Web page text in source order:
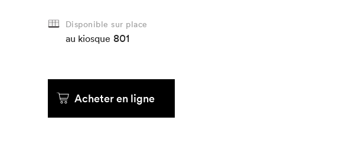
Disponible sur place
au kiosque 801
Acheter en ligne